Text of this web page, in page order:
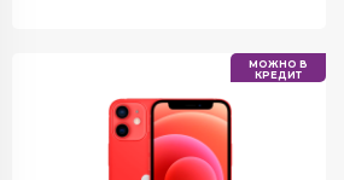
МОЖНО В
КРЕДИТ